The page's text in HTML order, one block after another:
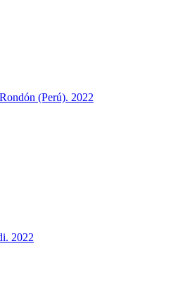
(Perú). 2022
2022